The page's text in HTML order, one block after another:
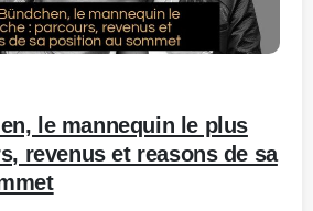
0 -
le mannequin le plus
revenus et reasons de sa